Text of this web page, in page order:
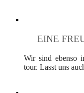
EINE
Wir sind ebenso
tour. Lasst uns